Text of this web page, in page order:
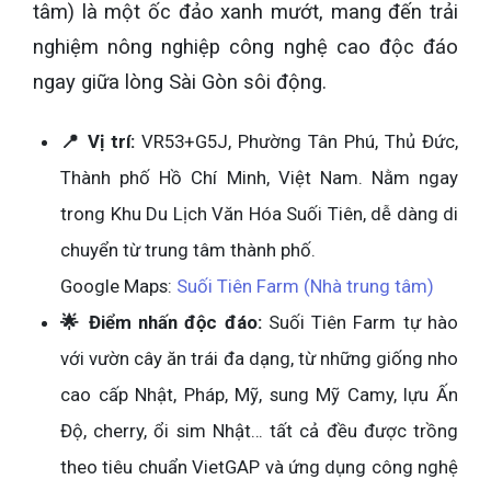
tâm) là một ốc đảo xanh mướt, mang đến trải
nghiệm nông nghiệp công nghệ cao độc đáo
ngay giữa lòng Sài Gòn sôi động.
📍 Vị trí: VR53+G5J, Phường Tân Phú, Thủ Đức,
Thành phố Hồ Chí Minh, Việt Nam. Nằm ngay
trong Khu Du Lịch Văn Hóa Suối Tiên, dễ dàng di
chuyển từ trung tâm thành phố.
Google Maps: Suối Tiên Farm (Nhà trung tâm)
🌟 Điểm nhấn độc đáo:Suối Tiên Farm tự hào
với vườn cây ăn trái đa dạng, từ những giống nho
cao cấp Nhật, Pháp, Mỹ, sung Mỹ Camy, lựu Ấn
Độ, cherry, ổi sim Nhật… tất cả đều được trồng
theo tiêu chuẩn VietGAP và ứng dụng công nghệ